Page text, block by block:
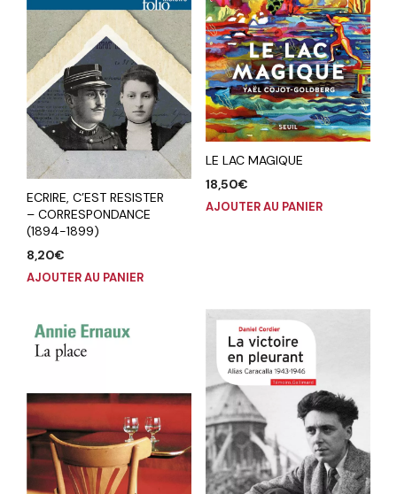
ECRIRE, C’EST RESISTER
– CORRESPONDANCE
(1894-1899)
8,20€
AJOUTER AU PANIER
LE LAC MAGIQUE
18,50€
AJOUTER AU PANIER